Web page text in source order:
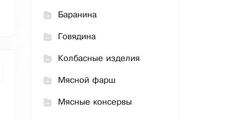
Баранина
Говядина
Колбасные изделия
Мясной фарш
Мясные консервы